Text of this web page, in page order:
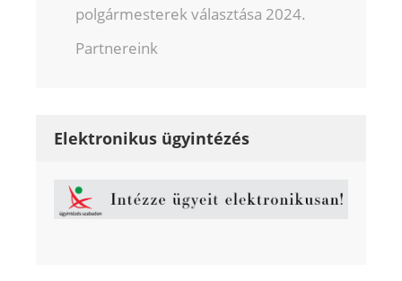
polgármesterek választása 2024.
Partnereink
Elektronikus ügyintézés